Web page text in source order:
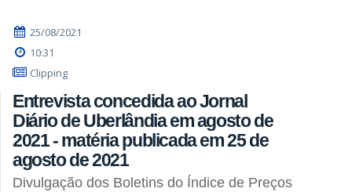
25/08/2021
10:31
Clipping
Entrevista concedida ao Jornal
Diário de Uberlândia em agosto de
2021 - matéria publicada em 25 de
agosto de 2021
Divulgação dos Boletins do Índice de Preços